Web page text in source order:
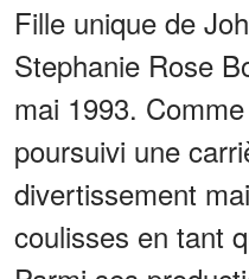
Fille unique de
Stephanie Rose
mai 1993.
poursuivi une
divertissement
coulisses en tant